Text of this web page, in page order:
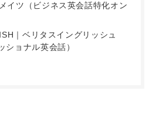
イツ（ビジネス英会話特化オン
｜ベリタスイングリッシュ
ショナル英会話）